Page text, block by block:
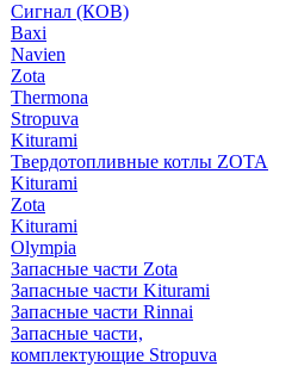
Сигнал (КОВ)
Baxi
Navien
Zota
Thermona
Stropuva
Kiturami
Твердотопливные котлы ZOTA
Kiturami
Zota
Kiturami
Olympia
Запасные части Zota
Запасные части Kiturami
Запасные части Rinnai
Запасные части,
комплектующие Stropuva